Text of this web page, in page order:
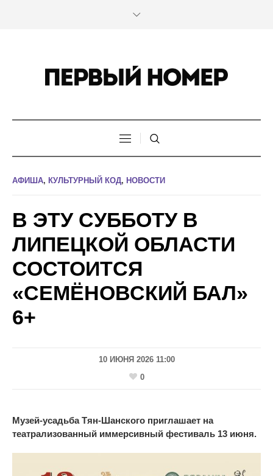
АФИША, КУЛЬТУРНЫЙ КОД, НОВОСТИ
В ЭТУ СУББОТУ В
ЛИПЕЦКОЙ ОБЛАСТИ
СОСТОИТСЯ
«СЕМЁНОВСКИЙ БАЛ»
6+
10 ИЮНЯ 2026 11:00
0
Музей-усадьбаТян-Шанского приглашает на
театрализованный иммерсивный фестиваль 13 июня.